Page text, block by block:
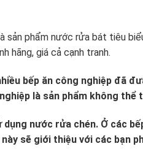
sản phẩm nước rửa bát tiêu
hãng, giá cả cạnh tranh.
bếp ăn công nghiệp đã
là sản phẩm không thể
nước rửa chén. Ở các
sẽ giới thiệu với các bạn